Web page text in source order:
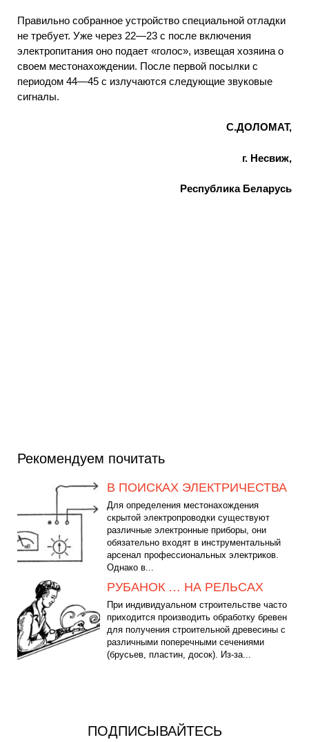
Правильно собранное устройство специальной отладки
не требует. Уже через 22—23 с после включения
электропитания оно подает «голос», извещая хозяина о
своем местонахождении. После первой посылки с
периодом 44—45 с излучаются следующие звуковые
сигналы.
С.ДОЛОМАТ,
г. Несвиж,
Республика Беларусь
Рекомендуем почитать
В ПОИСКАХ ЭЛЕКТРИЧЕСТВА
Для определения местонахождения
скрытой электропроводки существуют
различные электронные приборы, они
обязательно входят в инструментальный
арсенал профессиональных электриков.
Однако в...
РУБАНОК … НА РЕЛЬСАХ
При индивидуальном строительстве часто
приходится производить обработку бревен
для получения строительной древесины с
различными поперечными сечениями
(брусьев, пластин, досок). Из-за...
ПОДПИСЫВАЙТЕСЬ